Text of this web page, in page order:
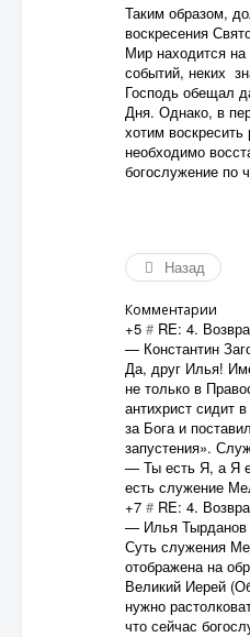
Таким образом,
воскресения
Мир находится на
событий, неких
Господь обещал
Дня. Однако, в
хотим
необходимо
богослужение по
Назад
Комментарии
+5 # RE: 4.
— Константин
Да, друг Илья!
не только в
антихрист сидит
за Бога и
запустения».
— Ты есть Я, а Я
есть служение
+7 # RE: 4.
— Илья Тырданов
Суть служения
отображена на
Великий Иерей
нужно
что сейчас